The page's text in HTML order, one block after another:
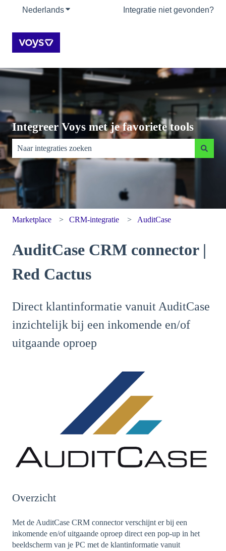
NederlandsSubmenu tonen voor vertalingen
Integratie niet gevonden?
Integreer Voys met je favoriete tools
Er zijn geen suggesties want het zoekveld is leeg.
Marketplace CRM-integratie AuditCase
AuditCase CRM connector |
Red Cactus
Direct klantinformatie vanuit AuditCase
inzichtelijk bij een inkomende en/of
uitgaande oproep
Overzicht
Met de AuditCase CRM connector verschijnt er bij een
inkomende en/of uitgaande oproep direct een pop-up in het
beeldscherm van je PC met de klantinformatie vanuit